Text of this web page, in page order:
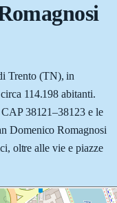
Trento (TN), in
114.198 abitanti.
38121–38123 e le
Domenico Romagnosi
oltre alle vie e piazze